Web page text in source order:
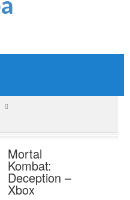
Mortal
Kombat:
Deception –
Xbox